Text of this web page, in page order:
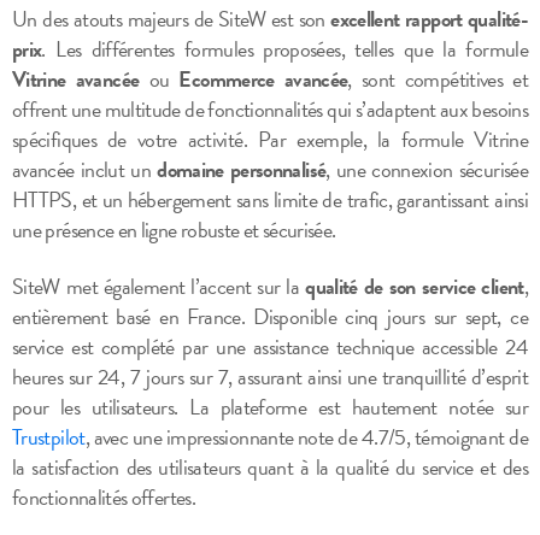
Un des atouts majeurs de SiteW est sonexcellent rapport qualité-
prix. Les différentes formules proposées, telles que la formule
Vitrine avancéeou Ecommerce avancée, sont compétitives et
offrent une multitude de fonctionnalités qui s’adaptent aux besoins
spécifiques de votre activité. Par exemple, la formule Vitrine
avancée inclut undomaine personnalisé, une connexion sécurisée
HTTPS, et un hébergement sans limite de trafic, garantissant ainsi
une présence en ligne robuste et sécurisée.
SiteW met également l’accent sur laqualité de son service client,
entièrement basé en France. Disponible cinq jours sur sept, ce
service est complété par une assistance technique accessible 24
heures sur 24, 7 jours sur 7, assurant ainsi une tranquillité d’esprit
pour les utilisateurs. La plateforme est hautement notée sur
Trustpilot, avec une impressionnante note de 4.7/5, témoignant de
la satisfaction des utilisateurs quant à la qualité du service et des
fonctionnalités offertes.